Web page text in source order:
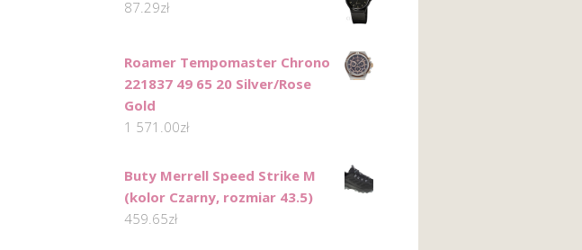
87.29zł
Roamer Tempomaster Chrono
221837 49 65 20 Silver/Rose
Gold
1 571.00zł
Buty Merrell Speed Strike M
(kolor Czarny, rozmiar 43.5)
459.65zł